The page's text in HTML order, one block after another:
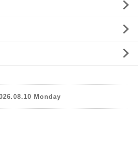
Monday